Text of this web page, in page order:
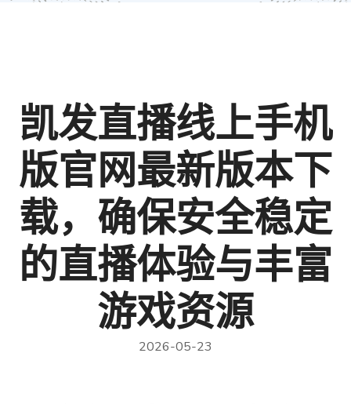
凯发直播线上手机
版官网最新版本下
载，确保安全稳定
的直播体验与丰富
游戏资源
2026-05-23